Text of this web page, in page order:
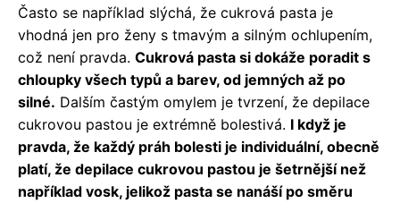
Často se například slýchá, že cukrová pasta je
vhodná jen pro ženy s tmavým a silným ochlupením,
což není pravda. Cukrová pasta si dokáže poradit s
chloupky všech typů a barev, od jemných až po
silné. Dalším častým omylem je tvrzení, že depilace
cukrovou pastou je extrémně bolestivá. I když je
pravda, že každý práh bolesti je individuální, obecně
platí, že depilace cukrovou pastou je šetrnější než
například vosk, jelikož pasta se nanáší po směru